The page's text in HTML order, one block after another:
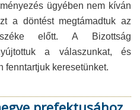
ügyében nem kíván
a döntést megtámadtuk az
előtt. A Bizottság
a válaszunkat, és
fenntartjuk keresetünket.